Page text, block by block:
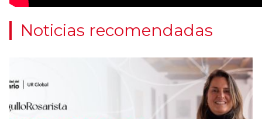
Noticias recomendadas